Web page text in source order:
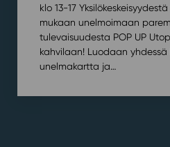
klo 13-17
mukaan unelmoimaan
tulevaisuudesta POP UP
kahvilaan! Luodaan yhdessä
unelmakartta ja…